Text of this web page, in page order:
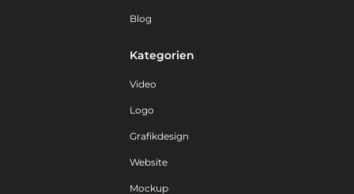
Blog
Kategorien
Video
Logo
Grafikdesign
Website
Mockup